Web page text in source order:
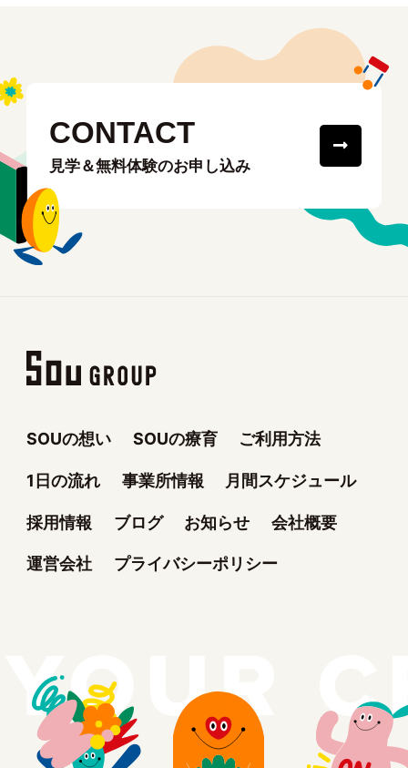
CONTACT
見学＆無料体験のお申し込み
SOUの想い SOUの療育 ご利用方法
1日の流れ 事業所情報 月間スケジュール
採用情報 ブログ お知らせ 会社概要
運営会社 プライバシーポリシー